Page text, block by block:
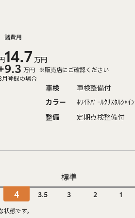
諸費用
14.7 万円
万円 ※販売店にご確認ください
登録の場合
車検
車検整備付
カラー
ﾎﾜｲﾄﾊﾟｰﾙｸﾘｽﾀﾙｼｬｲﾝ
整備
定期点検整備付
標準
4 3.5 3 2 1
態です。